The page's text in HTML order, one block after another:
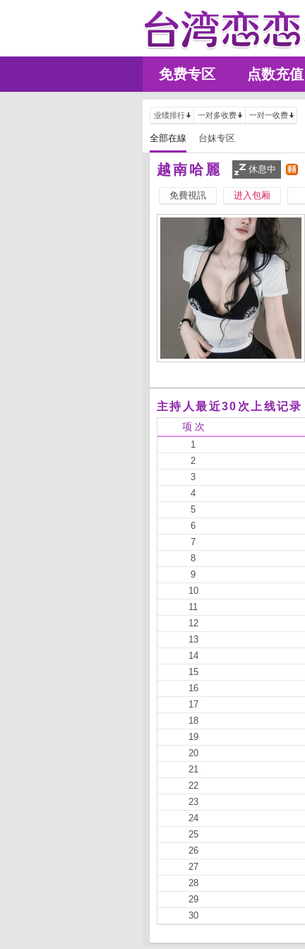
免费专区 点数充值
业绩排行 一对多收费 一对一收费
全部在線 台妹专区
越南哈麗 休息中
免費視訊 进入包厢
主持人最近30次上线记录
项 次
1
2
3
4
5
6
7
8
9
10
11
12
13
14
15
16
17
18
19
20
21
22
23
24
25
26
27
28
29
30